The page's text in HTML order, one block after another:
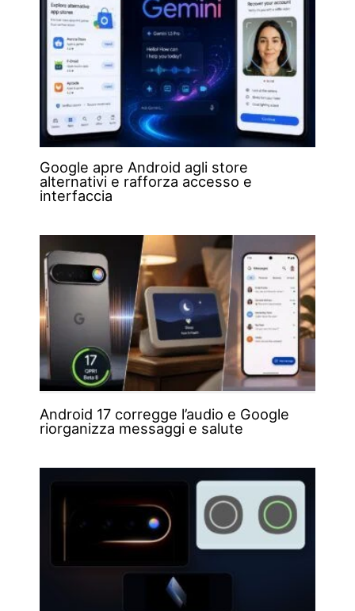
Google apre Android agli store
alternativi e rafforza accesso e
interfaccia
Android 17 corregge l’audio e Google
riorganizza messaggi e salute